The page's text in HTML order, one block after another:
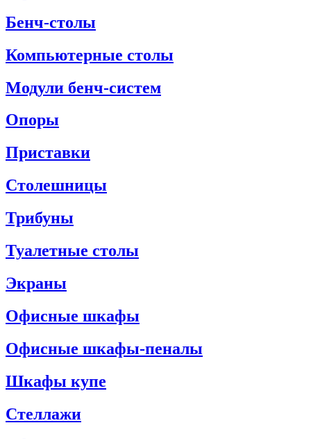
Бенч-столы
Компьютерные столы
Модули бенч-систем
Опоры
Приставки
Столешницы
Трибуны
Туалетные столы
Экраны
Офисные шкафы
Офисные шкафы-пеналы
Шкафы купе
Стеллажи